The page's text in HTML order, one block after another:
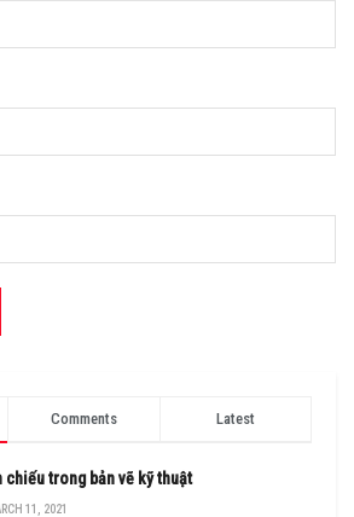
Comments Latest
chiếu trong bản vẽ kỹ thuật
11, 2021